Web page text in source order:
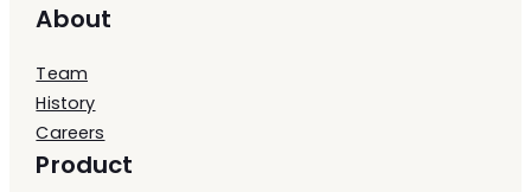
About
Team
History
Careers
Product